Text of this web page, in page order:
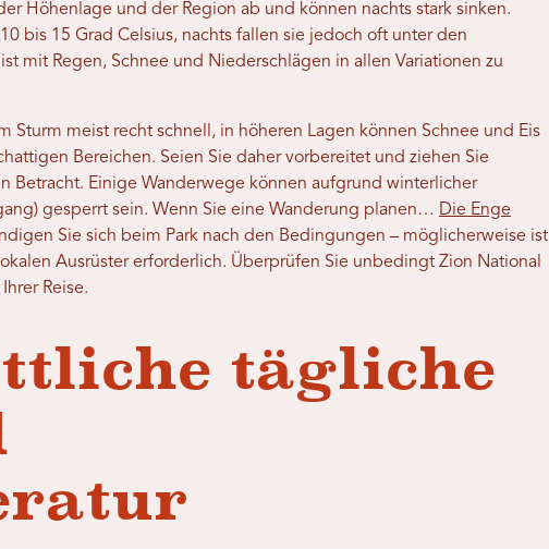
Höhenlage und der Region ab und können nachts stark sinken.
bis 15 Grad Celsius, nachts fallen sie jedoch oft unter den
mit Regen, Schnee und Niederschlägen in allen Variationen zu
Sturm meist recht schnell, in höheren Lagen können Schnee und Eis
Bereichen. Seien Sie daher vorbereitet und ziehen Sie
Betracht. Einige Wanderwege können aufgrund winterlicher
gesperrt sein. Wenn Sie eine Wanderung planen… Die Enge
Sie sich beim Park nach den Bedingungen – möglicherweise ist
Ausrüster erforderlich. Überprüfen Sie unbedingt Zion National
Reise.
tägliche